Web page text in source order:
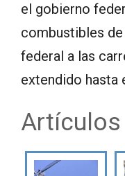
el gobierno
combustibles
federal a las
extendido hasta